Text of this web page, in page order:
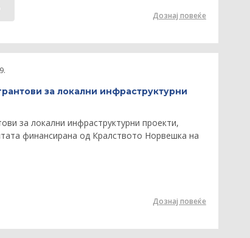
Дознај повеќе
за локални инфраструктурни
за локални инфраструктурни проекти,
финансирана од Кралството Норвешка на
Дознај повеќе